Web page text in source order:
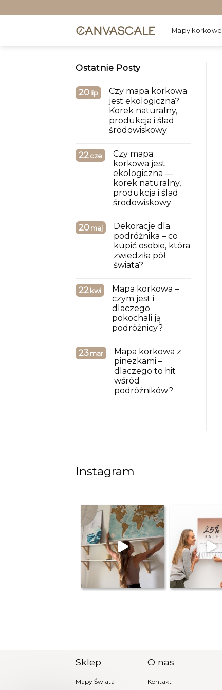
do
Mapy korkowe
Ostatnie Posty
20lip
Czy mapa korkowa
jest ekologiczna?
Korek naturalny,
produkcja i ślad
środowiskowy
22cze
Czy mapa
korkowa jest
ekologiczna —
korek naturalny,
produkcja i ślad
środowiskowy
20maj
Dekoracje dla
podróżnika – co
kupić osobie, która
zwiedziła pół
świata?
22kwi
Mapa korkowa –
czym jest i
dlaczego
pokochali ją
podróżnicy?
23mar
Mapa korkowa z
pinezkami –
dlaczego to hit
wśród
podróżników?
Instagram
Sklep
Mapy Świata
O nas
Kontakt